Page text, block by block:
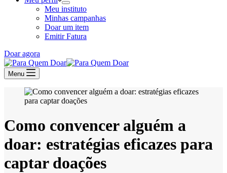
Meu instituto
Minhas campanhas
Doar um item
Emitir Fatura
Doar agora
Menu
Como convencer alguém a
doar: estratégias eficazes para
captar doações